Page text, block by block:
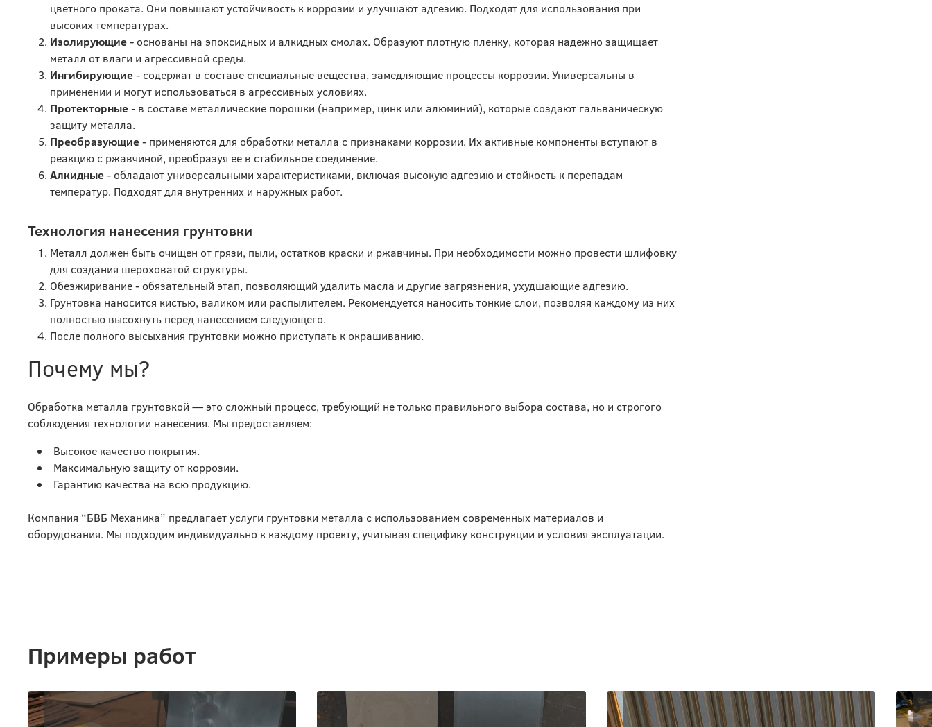
цветного проката. Они повышают устойчивость к коррозии и улучшают адгезию. Подходят для использования при
высоких температурах.
Изолирующие- основаны на эпоксидных и алкидных смолах. Образуют плотную пленку, которая надежно защищает
металл от влаги и агрессивной среды.
Ингибирующие- содержат в составе специальные вещества, замедляющие процессы коррозии. Универсальны в
применении и могут использоваться в агрессивных условиях.
Протекторные- в составе металлические порошки (например, цинк или алюминий), которые создают гальваническую
защиту металла.
Преобразующие- применяются для обработки металла с признаками коррозии. Их активные компоненты вступают в
реакцию с ржавчиной, преобразуя ее в стабильное соединение.
Алкидные- обладают универсальными характеристиками, включая высокую адгезию и стойкость к перепадам
температур. Подходят для внутренних и наружных работ.
Технология нанесения грунтовки
Металл должен быть очищен от грязи, пыли, остатков краски и ржавчины. При необходимости можно провести шлифовку
для создания шероховатой структуры.
Обезжиривание - обязательный этап, позволяющий удалить масла и другие загрязнения, ухудшающие адгезию.
Грунтовка наносится кистью, валиком или распылителем. Рекомендуется наносить тонкие слои, позволяя каждому из них
полностью высохнуть перед нанесением следующего.
После полного высыхания грунтовки можно приступать к окрашиванию.
Почему мы?
Обработка металла грунтовкой — это сложный процесс, требующий не только правильного выбора состава, но и строгого
соблюдения технологии нанесения. Мы предоставляем:
Высокое качество покрытия.
Максимальную защиту от коррозии.
Гарантию качества на всю продукцию.
Компания “БВБ Механика” предлагает услуги грунтовки металла с использованием современных материалов и
оборудования. Мы подходим индивидуально к каждому проекту, учитывая специфику конструкции и условия эксплуатации.
Примеры работ